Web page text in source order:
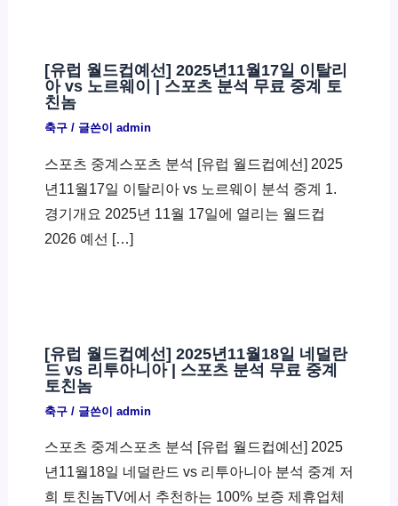
[유럽 월드컵예선] 2025년11월17일 이탈리
아 vs 노르웨이 | 스포츠 분석 무료 중계 토
친놈
축구/ 글쓴이 admin
스포츠 중계스포츠 분석 [유럽 월드컵예선] 2025
년11월17일 이탈리아 vs 노르웨이 분석 중계 1.
경기개요 2025년 11월 17일에 열리는 월드컵
2026 예선 […]
[유럽 월드컵예선] 2025년11월18일 네덜란
드 vs 리투아니아 | 스포츠 분석 무료 중계
토친놈
축구/ 글쓴이 admin
스포츠 중계스포츠 분석 [유럽 월드컵예선] 2025
년11월18일 네덜란드 vs 리투아니아 분석 중계 저
희 토친놈TV에서 추천하는 100% 보증 제휴업체